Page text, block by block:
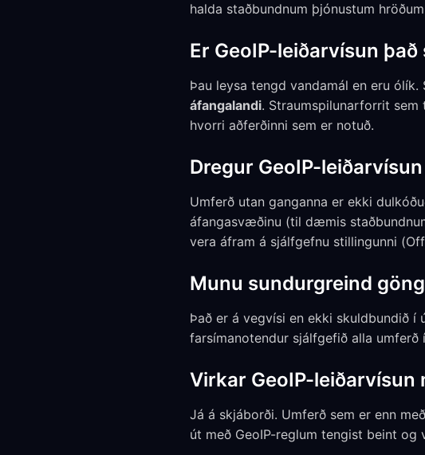
halda staðbundnum þjónustum
Er GeoIP-leiðarvísun
Þau leysa tengd vandamál en eru
áfangalandi. Straumspilunarforrit
hvorri aðferðinni sem er notuð.
Dregur GeoIP-
Umferð utan ganganna er ekki
áfangasvæðinu (til dæmis
vera áfram á sjálfgefnu stillingunni
Munu sundurgreind
Það er á vegvísi en ekki skuldbundið
farsímanotendur sjálfgefið alla umferð
Virkar GeoIP-leiðarvísun
Já á skjáborði. Umferð sem er enn
út með GeoIP-reglum tengist beint